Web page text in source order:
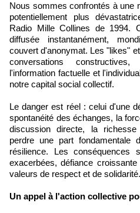
Nous sommes confrontés à une
potentiellement plus
Radio Mille Collines de 1994.
diffusée instantanément,
couvert d'anonymat. Les "likes"
conversations
l'information factuelle et
notre capital social collectif.
Le danger est réel : celui d'une
spontanéité des échanges, la
discussion directe, la
perdre une part fondamentale
résilience. Les conséquences
exacerbées, défiance
valeurs de respect et de solidarité.
Un appel à l'action collective